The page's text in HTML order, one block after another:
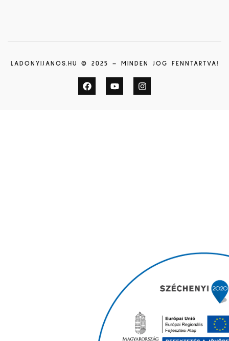
LADONYIJANOS.HU © 2025 – MINDEN JOG FENNTARTVA!